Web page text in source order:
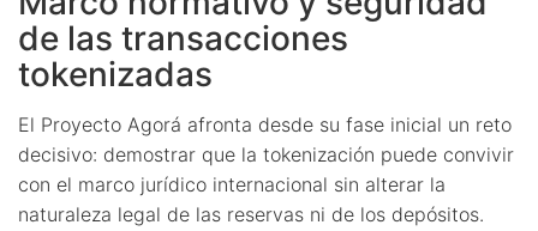
de las transacciones
tokenizadas
El Proyecto Agorá afronta desde su fase inicial un reto
decisivo: demostrar que la tokenización puede convivir
con el marco jurídico internacional sin alterar la
naturaleza legal de las reservas ni de los depósitos.